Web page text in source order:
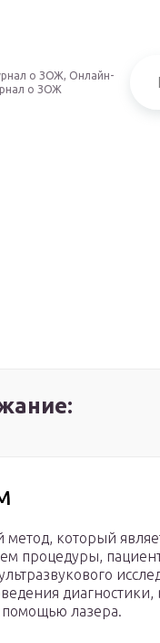
о ЗОЖ, Онлайн-
о ЗОЖ
который
процедуры,
диагностики,
помощью лазера.